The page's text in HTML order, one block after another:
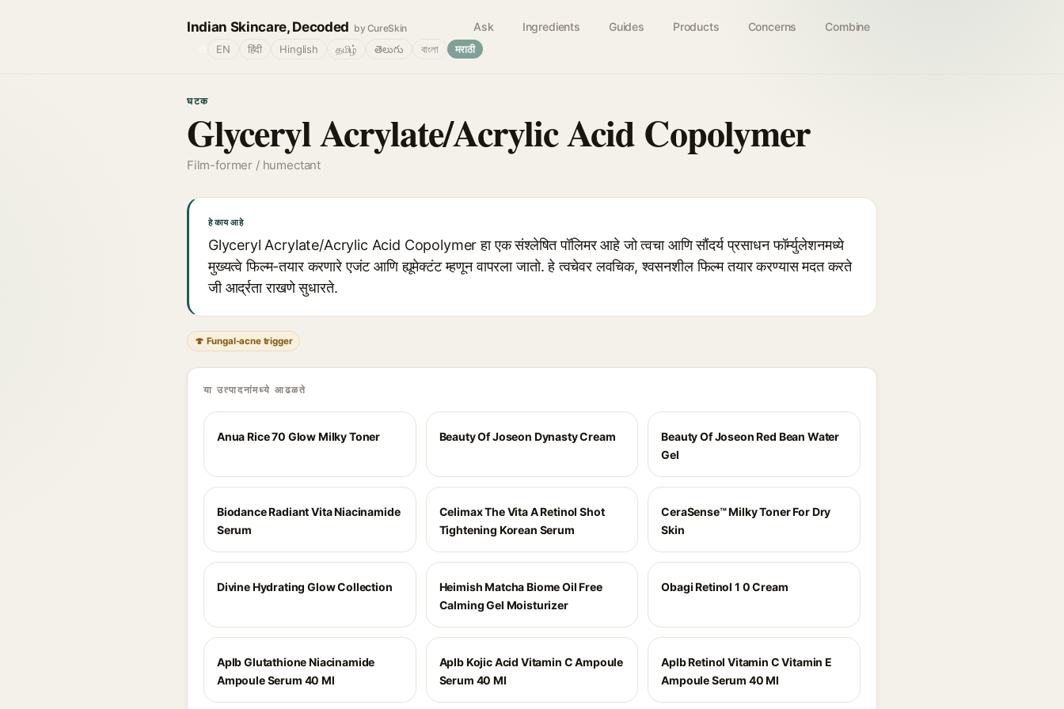
Indian Skincare, Decoded by CureSkin Ask Ingredients Guides Products Concerns Combine
EN हिंदी Hinglish தமிழ் తెలుగు বাংলা मराठी
घटक
Glyceryl Acrylate/Acrylic Acid Copolymer
Film-former / humectant
हे काय आहे
Glyceryl Acrylate/Acrylic Acid Copolymer हा एक संश्लेषित पॉलिमर आहे जो त्वचा आणि सौंदर्य प्रसाधन फॉर्म्युलेशनमध्ये
मुख्यत्वे फिल्म-तयार करणारे एजंट आणि ह्यूमेक्टंट म्हणून वापरला जातो. हे त्वचेवर लवचिक, श्वसनशील फिल्म तयार करण्यास मदत करते
जी आर्द्रता राखणे सुधारते.
🍄 Fungal-acne trigger
या उत्पादनांमध्ये आढळते
Anua Rice 70 Glow Milky Toner Beauty Of Joseon Dynasty Cream
Beauty Of Joseon Red Bean Water
Gel
Biodance Radiant Vita Niacinamide
Serum
Celimax The Vita A Retinol Shot
Tightening Korean Serum
CeraSense™ Milky Toner For Dry
Skin
Divine Hydrating Glow Collection
Heimish Matcha Biome Oil Free
Calming Gel Moisturizer
Obagi Retinol 1 0 Cream
Aplb Glutathione Niacinamide
Ampoule Serum 40 Ml
Aplb Kojic Acid Vitamin C Ampoule
Serum 40 Ml
Aplb Retinol Vitamin C Vitamin E
Ampoule Serum 40 Ml